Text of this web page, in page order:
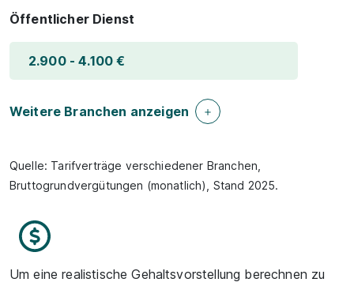
Öffentlicher Dienst
2.900 - 4.100 €
Weitere Branchen anzeigen
Quelle: Tarifverträge verschiedener Branchen,
Bruttogrundvergütungen (monatlich), Stand 2025.
Um eine realistische Gehaltsvorstellung berechnen zu